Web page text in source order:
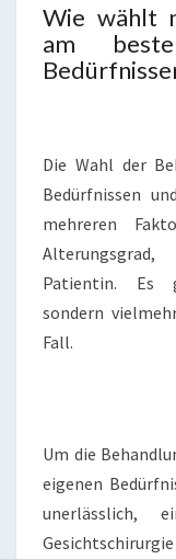
Wie wählt
am
Die Wahl der
Bedürfnissen
mehreren
Patientin. Es
sondern
Fall.
Um die
eigenen
unerlässlich,